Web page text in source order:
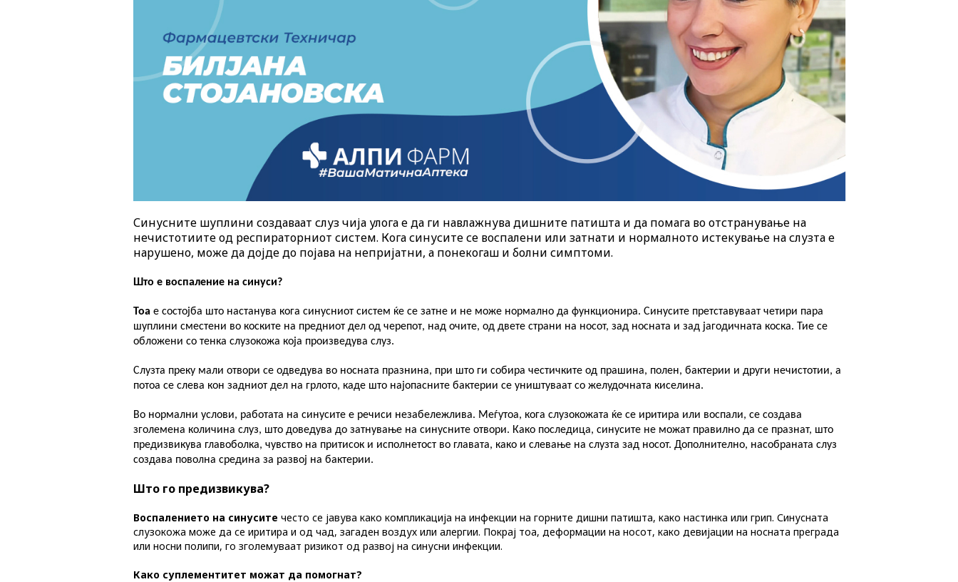
Синусните шуплини создаваат слуз чија улога е да ги навлажнува дишните патишта и да помага во отстранување на
нечистотиите од респираторниот систем. Кога синусите се воспалени или затнати и нормалното истекување на слузта е
нарушено, може да дојде до појава на непријатни, а понекогаш и болни симптоми.
Што е воспаление на синуси?
Тоа е состојба што настанува кога синусниот систем ќе се затне и не може нормално да функционира. Синусите претставуваат четири пара
шуплини сместени во коските на предниот дел од черепот, над очите, од двете страни на носот, зад носната и зад јагодичната коска. Тие се
обложени со тенка слузокожа која произведува слуз.
Слузта преку мали отвори се одведува во носната празнина, при што ги собира честичките од прашина, полен, бактерии и други нечистотии, а
потоа се слева кон задниот дел на грлото, каде што најопасните бактерии се уништуваат со желудочната киселина.
Во нормални услови, работата на синусите е речиси незабележлива. Меѓутоа, кога слузокожата ќе се иритира или воспали, се создава
зголемена количина слуз, што доведува до затнување на синусните отвори. Како последица, синусите не можат правилно да се празнат, што
предизвикува главоболка, чувство на притисок и исполнетост во главата, како и слевање на слузта зад носот. Дополнително, насобраната слуз
создава поволна средина за развој на бактерии.
Што го предизвикува?
Воспалението на синусите често се јавува како компликација на инфекции на горните дишни патишта, како настинка или грип. Синусната
слузокожа може да се иритира и од чад, загаден воздух или алергии. Покрај тоа, деформации на носот, како девијации на носната преграда
или носни полипи, го зголемуваат ризикот од развој на синусни инфекции.
Како суплементитет можат да помогнат?